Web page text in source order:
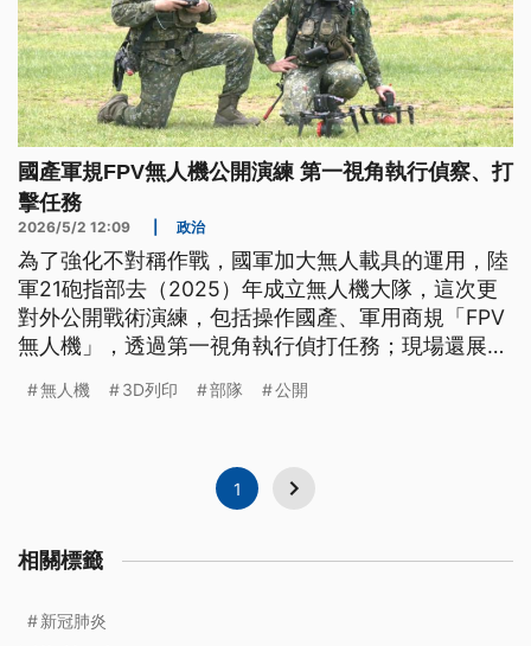
國產軍規FPV無人機公開演練 第一視角執行偵察、打
擊任務
2026/5/2 12:09 政治
為了強化不對稱作戰，國軍加大無人載具的運用，陸
軍21砲指部去（2025）年成立無人機大隊，這次更
對外公開戰術演練，包括操作國產、軍用商規「FPV
無人機」，透過第一視角執行偵打任務；現場還展示
無人機 3D列印 部隊 公開
1
相關標籤
新冠肺炎